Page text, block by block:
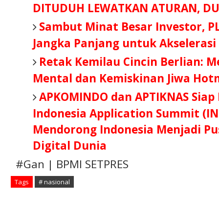
DITUDUH LEWATKAN ATURAN,
Sambut Minat Besar Investor,
Jangka Panjang untuk Akselerasi
Retak Kemilau Cincin Berlian:
Mental dan Kemiskinan Jiwa
APKOMINDO dan APTIKNAS
Indonesia Application Summit
Mendorong Indonesia Menjadi
Digital Dunia
#Gan | BPMI SETPRES
Tags # nasional